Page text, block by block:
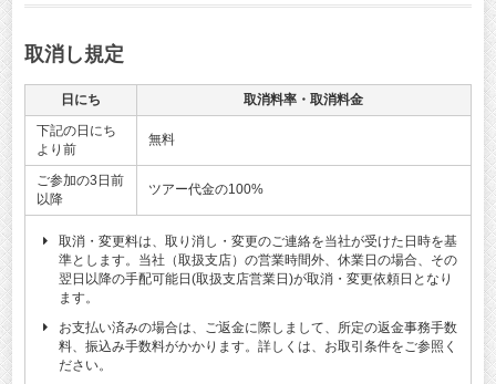
取消し規定
日にち
取消料率・取消料金
下記の日にち
より前
無料
ご参加の3日前
以降
ツアー代金の100%
取消・変更料は、取り消し・変更のご連絡を当社が受けた日時を基
準とします。当社（取扱支店）の営業時間外、休業日の場合、その
翌日以降の手配可能日(取扱支店営業日)が取消・変更依頼日となり
ます。
お支払い済みの場合は、ご返金に際しまして、所定の返金事務手数
料、振込み手数料がかかります。詳しくは、お取引条件をご参照く
ださい。